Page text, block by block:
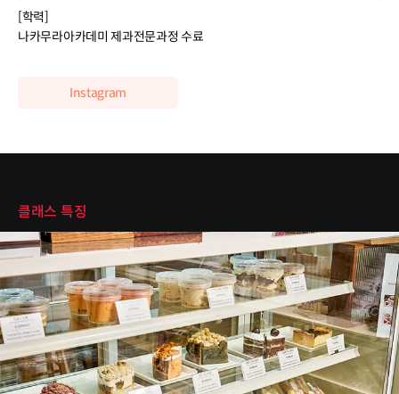
[학력]
나카무라아카데미 제과전문과정 수료
Instagram
클래스 특징